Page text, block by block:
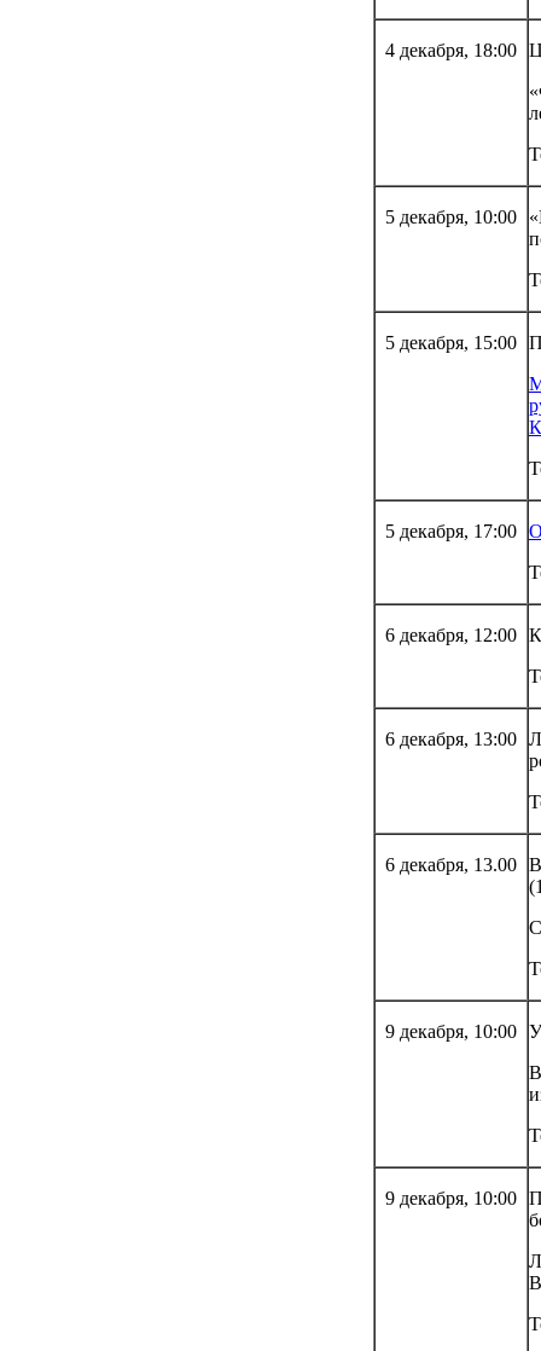
4 декабря, 18:00
5 декабря, 10:00
5 декабря, 15:00
5 декабря, 17:00
6 декабря, 12:00
6 декабря, 13:00
6 декабря, 13.00
9 декабря, 10:00
9 декабря, 10:00